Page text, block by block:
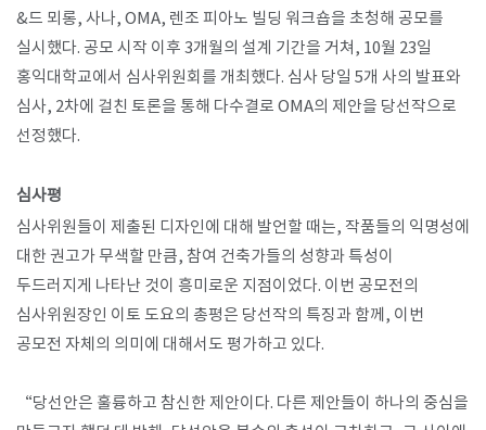
&드 뫼롱, 사나, OMA, 렌조 피아노 빌딩 워크숍을 초청해 공모를
실시했다. 공모 시작 이후 3개월의 설계 기간을 거쳐, 10월 23일
홍익대학교에서 심사위원회를 개최했다. 심사 당일 5개 사의 발표와
심사, 2차에 걸친 토론을 통해 다수결로 OMA의 제안을 당선작으로
선정했다.
​심사평
심사위원들이 제출된 디자인에 대해 발언할 때는, 작품들의 익명성에
대한 권고가 무색할 만큼, 참여 건축가들의 성향과 특성이
두드러지게 나타난 것이 흥미로운 지점이었다. 이번 공모전의
심사위원장인 이토 도요의 총평은 당선작의 특징과 함께, 이번
공모전 자체의 의미에 대해서도 평가하고 있다.
“당선안은 훌륭하고 참신한 제안이다. 다른 제안들이 하나의 중심을